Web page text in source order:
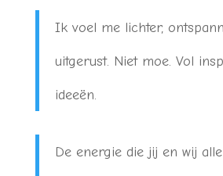
Ik voel me lichter,
uitgerust. Niet moe. Vol
ideeën.
De energie die jij en wij